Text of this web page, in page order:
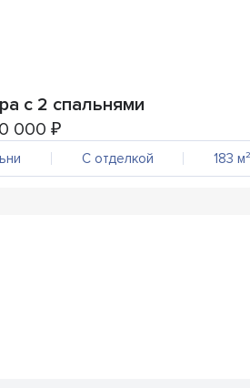
с 2 спальнями
000 ₽
С отделкой 183 м²